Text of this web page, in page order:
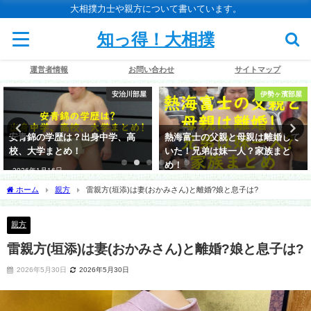
大相撲力士や親方について書いています。
知っ得！大相撲
運営者情報 お問い合わせ サイトマップ
安治川部屋
安青錦の学歴は？出身中学、高
校、大学まとめ！
2026年1月16日
伊勢ヶ濱部屋
熱海富士の父親と母親は離婚して
いた！兄弟は妹一人？家族まと
め！
ホーム 親方 雷親方(垣添)は妻(おかみさん)と離婚?娘と息子は?
親方
雷親方(垣添)は妻(おかみさん)と離婚?娘と息子は?
2026年5月30日 2026年5月30日